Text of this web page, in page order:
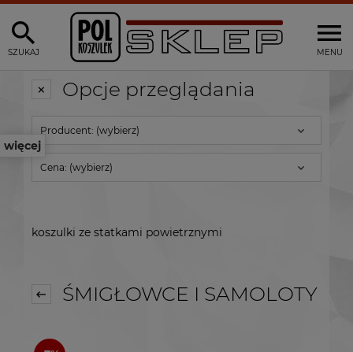
MENU
SZUKAJ
więcej
Opcje przeglądania
Producent: (wybierz)
Cena: (wybierz)
koszulki ze statkami powietrznymi
ŚMIGŁOWCE I SAMOLOTY